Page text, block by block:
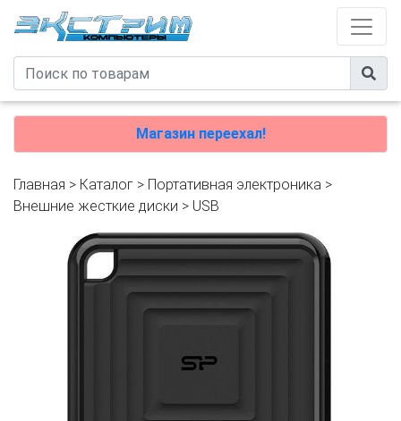
Магазин переехал!
Главная > Каталог > Портативная электроника >
Внешние жесткие диски > USB